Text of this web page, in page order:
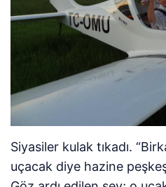
Siyasiler kulak tıkadı.
uçacak diye hazine